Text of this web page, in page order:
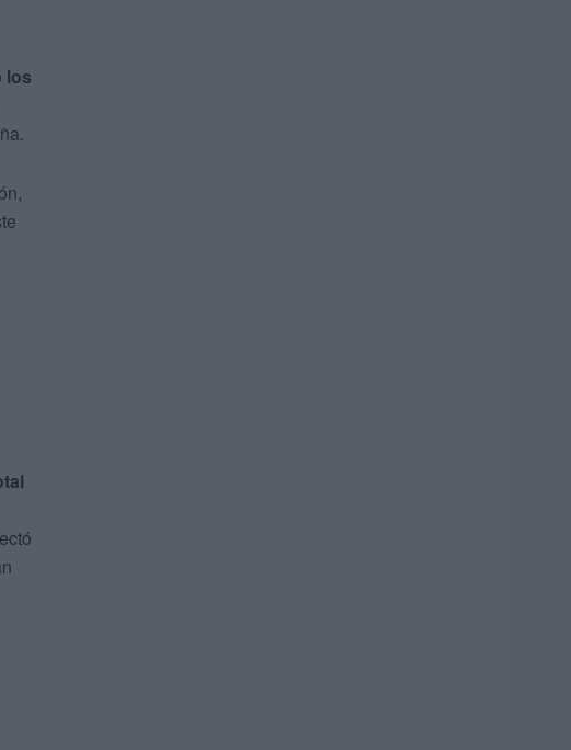
los